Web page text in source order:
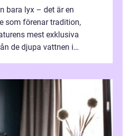
bara lyx – det är en
som förenar tradition,
mest exklusiva
de djupa vattnen i